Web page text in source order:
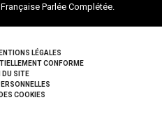
Parlée Complétée.
LÉGALES
CONFORME
DU SITE
COOKIES